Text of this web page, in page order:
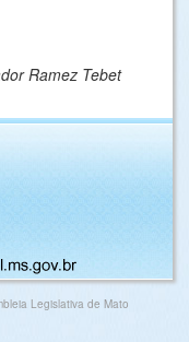
Ramez Tebet
Legislativa de Mato